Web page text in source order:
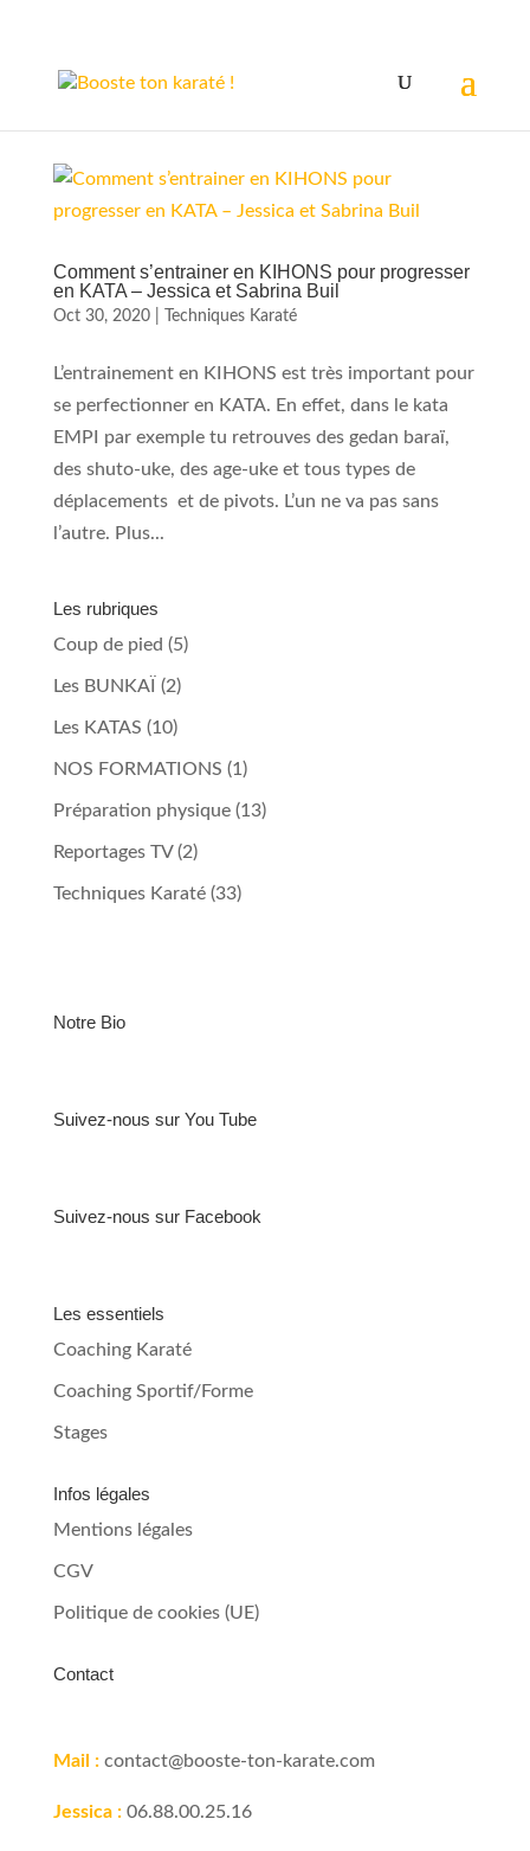
Comment s’entrainer en KIHONS pour progresser
en KATA – Jessica et Sabrina Buil
Oct 30, 2020| Techniques Karaté
L’entrainement en KIHONS est très important pour
se perfectionner en KATA. En effet, dans le kata
EMPI par exemple tu retrouves des gedan baraï,
des shuto-uke, des age-uke et tous types de
déplacements et de pivots. L’un ne va pas sans
l’autre. Plus...
Les rubriques
Coup de pied (5)
Les BUNKAÏ (2)
Les KATAS (10)
NOS FORMATIONS (1)
Préparation physique(13)
Reportages TV(2)
Techniques Karaté(33)
Notre Bio
Suivez-nous sur You Tube
Suivez-nous sur Facebook
Les essentiels
Coaching Karaté
Coaching Sportif/Forme
Stages
Infos légales
Mentions légales
CGV
Politique de cookies (UE)
Contact
Mail :contact@booste-ton-karate.com
Jessica : 06.88.00.25.16